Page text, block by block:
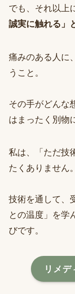
でも、それ以上
誠実に触れる」
痛みのある人に
うこと。
その手がどんな
はまったく別物
私は、「ただ技
たくありません。
技術を通して、
との温度」を学
びです。
リメ